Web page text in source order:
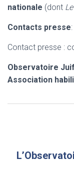
nationale (dont
Contacts presse:
Contact presse :
Observatoire
Association